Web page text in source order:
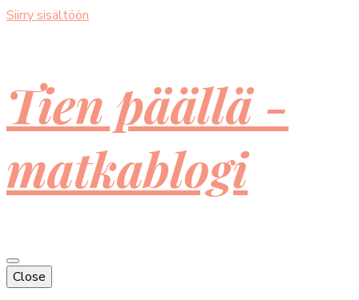
Siirry sisältöön
Tien päällä -
matkablogi
Close